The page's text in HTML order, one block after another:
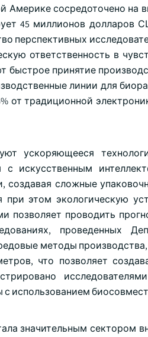
Америке сосредоточено на
45 миллионов долларов
перспективных
ответственность в
быстрое принятие
линии для
от традиционной
ускоряющееся
с искусственным
сложные
этом экологическую
позволяет проводить
проведенных
методы
что позволяет
использованием
значительным сектором